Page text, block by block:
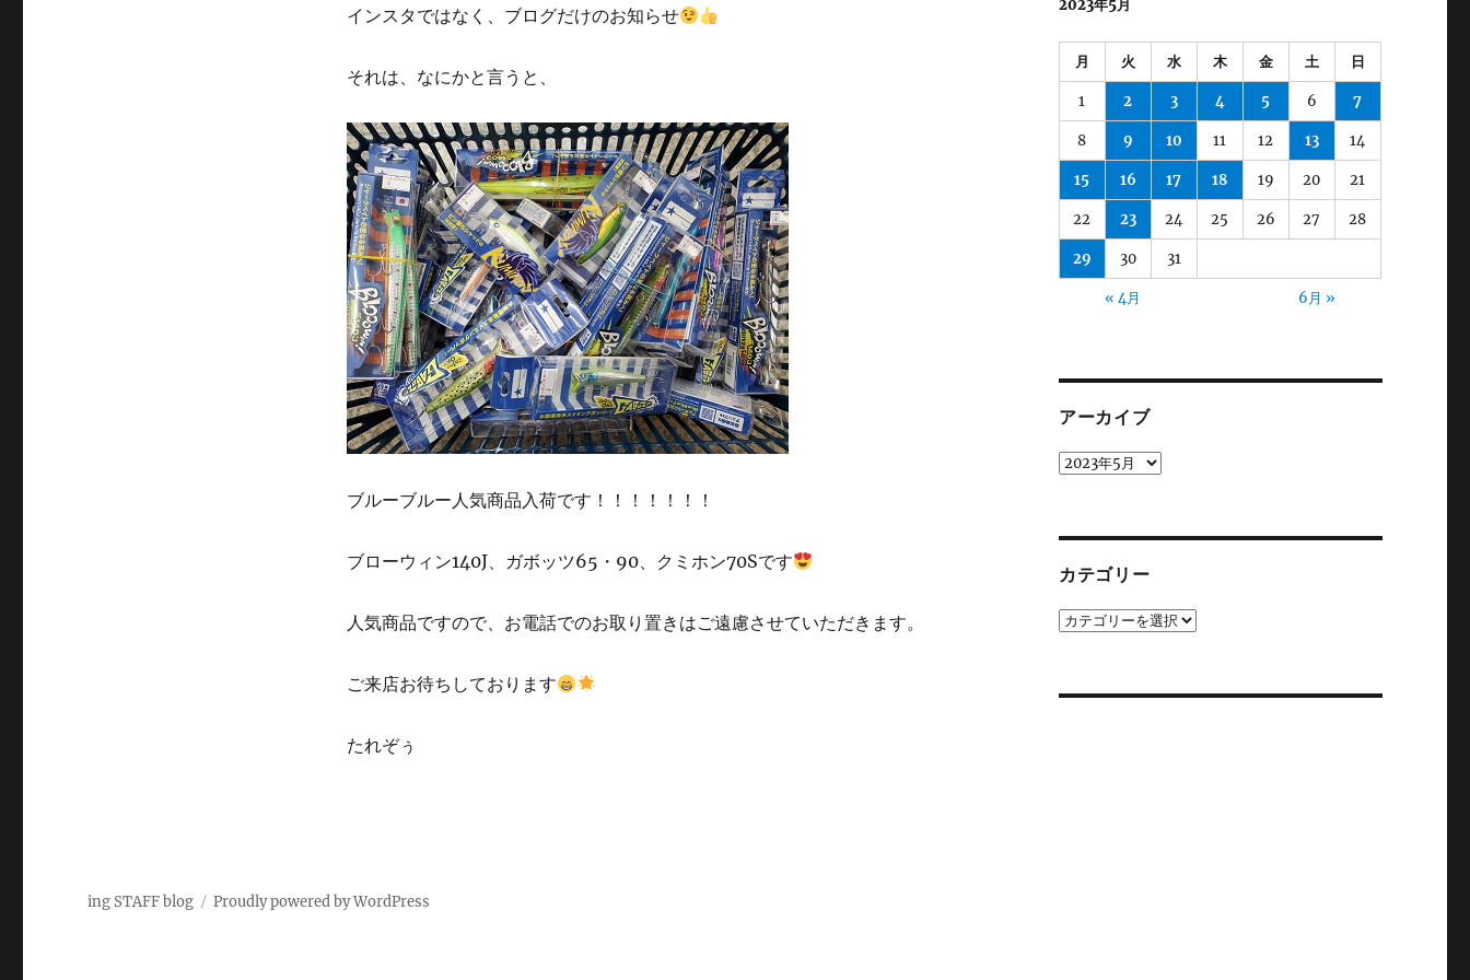
インスタではなく、ブログだけのお知らせ
それは、なにかと言うと、
ブルーブルー人気商品入荷です！！！！！！！
ブローウィン140J、ガボッツ65・90、クミホン70Sです
人気商品ですので、お電話でのお取り置きはご遠慮させていただきます。
ご来店お待ちしております
たれぞぅ
2023年5月
月 火 水 木 金 土 日
1 2 3 4 5 6 7
8 9 10 11 12 13 14
15 16 17 18 19 20 21
22 23 24 25 26 27 28
29 30 31
« 4月 6月 »
アーカイブ
ア
カテゴリー
カ
ing STAFF blog Proudly powered by WordPress